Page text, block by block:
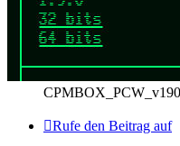
Rufe den Beitrag auf